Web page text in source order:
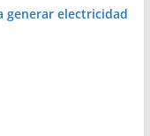
generar electricidad